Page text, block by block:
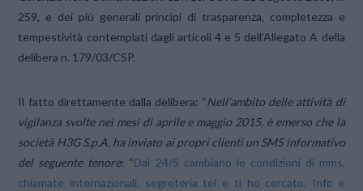
259, e dei più generali princìpi di trasparenza, completezza e
tempestività contemplati dagli articoli 4 e 5 dell’Allegato A della
delibera n. 179/03/CSP.
Il fatto direttamente dalla delibera: “Nell’ambito delle attività di
vigilanza svolte nei mesi di aprile e maggio 2015, è emerso che la
società H3G S.p.A. ha inviato ai propri clienti un SMS informativo
del seguente tenore: “Dal 24/5 cambiano le condizioni di mms,
chiamate internazionali, segreteria tel e ti ho cercato. Info e